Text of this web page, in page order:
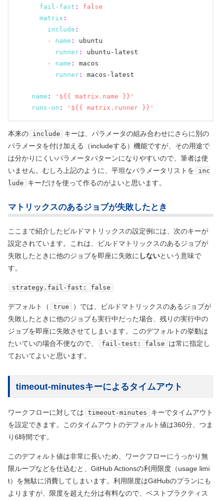
fail-fast :
false
matrix :
include :
- name :
ubuntu
runner :
ubuntu-latest
- name :
macos
runner : macos-latest
name :
'${{ matrix.name }}'
runs-on : '${{ matrix.runner }}'
本来の include
キーは、パラメータの組み合わせにさらに別の
パラメータを付け加える
（includeする） 機能ですが、その用途で
は分かりにくいパラメータパターンになりやすいので、筆者は使
いません。むしろ上記のように、平坦なパラメータリストを
inc
lude
キーだけを使って作るのがよいと思います。
マトリックスのあるジョブが失敗したとき
ここまで紹介したビルドマトリックスの設定例には、次のキーが
設定されています。これは、ビルドマトリックスのあるジョブが
失敗したときに他のジョブを即座に失敗に しないという意味で
す。
strategy.fail-fast: false
デフォルト （ true ） では、ビルドマトリックスのあるジョブが
失敗したときに他のジョブも実行中だった場合、残りの実行中の
ジョブを即座に失敗させてしまいます。このデフォルトの挙動は
たいていの場合不便なので、
fail-test: false
は常に指定し
ておいてよいと思います。
timeout-minutesキーによるタイムアウト
ワークフローに対しては timeout-minutes
キーでタイムアウト
を設定できます。このタイムアウトのデフォルト値は360分、つま
り6時間です。
このデフォルト値は非常に長いため、ワークフローにうっかり無
限ループなどを仕込むと、GitHub Actionsの利用限度 （usage limi
t） を無駄に消費してしまいます。利用限度はGitHubのプランにも
よりますが、限度を超えた分は有料なので、ベストプラクティス